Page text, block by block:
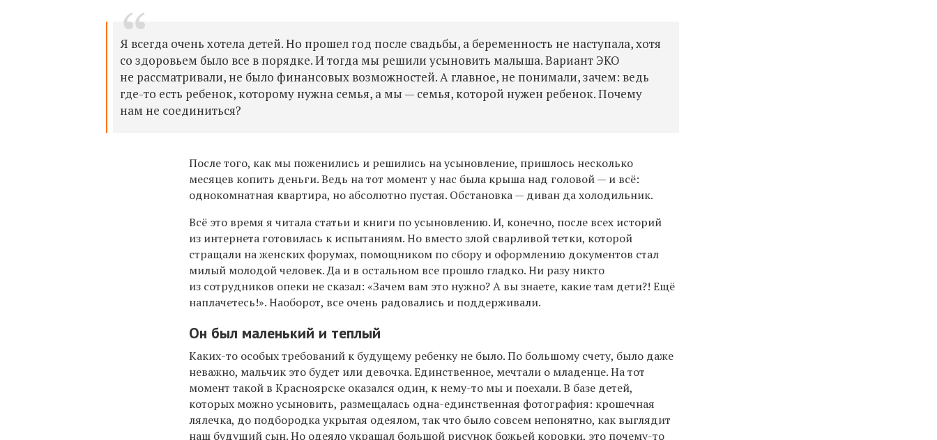
Я всегда очень хотела детей. Но прошел год после свадьбы, а беременность не наступала, хотя
со здоровьем было все в порядке. И тогда мы решили усыновить малыша. Вариант ЭКО
не рассматривали, не было финансовых возможностей. А главное, не понимали, зачем: ведь
где-то есть ребенок, которому нужна семья, а мы — семья, которой нужен ребенок. Почему
нам не соединиться?
После того, как мы поженились и решились на усыновление, пришлось несколько
месяцев копить деньги. Ведь на тот момент у нас была крыша над головой — и всё:
однокомнатная квартира, но абсолютно пустая. Обстановка — диван да холодильник.
Всё это время я читала статьи и книги по усыновлению. И, конечно, после всех историй
из интернета готовилась к испытаниям. Но вместо злой сварливой тетки, которой
стращали на женских форумах, помощником по сбору и оформлению документов стал
милый молодой человек. Да и в остальном все прошло гладко. Ни разу никто
из сотрудников опеки не сказал: «Зачем вам это нужно? А вы знаете, какие там дети?! Ещё
наплачетесь!». Наоборот, все очень радовались и поддерживали.
Он был маленький и теплый
Каких-то особых требований к будущему ребенку не было. По большому счету, было даже
неважно, мальчик это будет или девочка. Единственное, мечтали о младенце. На тот
момент такой в Красноярске оказался один, к нему-то мы и поехали. В базе детей,
которых можно усыновить, размещалась одна-единственная фотография: крошечная
лялечка, до подбородка укрытая одеялом, так что было совсем непонятно, как выглядит
наш будущий сын. Но одеяло украшал большой рисунок божьей коровки, это почему-то